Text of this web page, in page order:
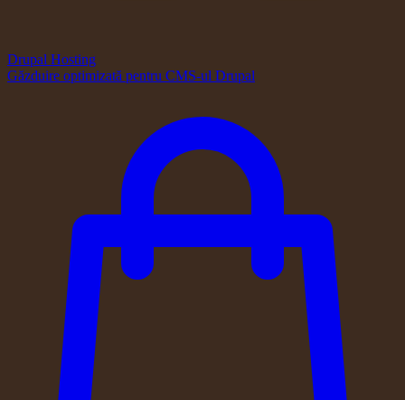
Drupal Hosting
Găzduire optimizată pentru CMS-ul Drupal